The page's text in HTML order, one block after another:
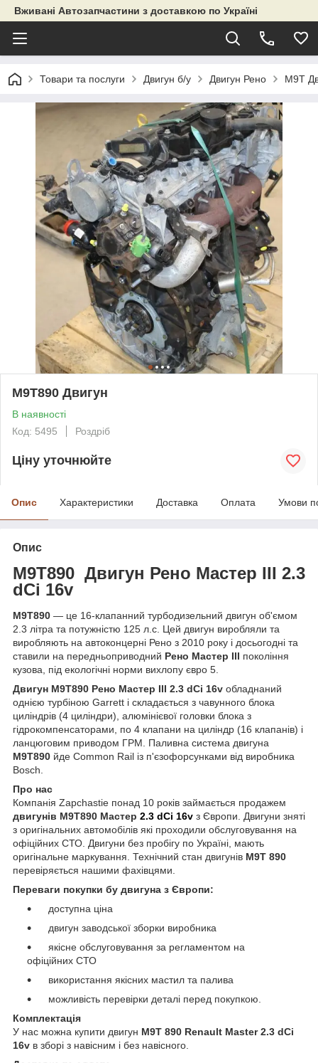
Вживані Автозапчастини з доставкою по Україні
Товари та послуги Двигун б/у Двигун Рено M9T
M9T890 Двигун
В наявності
Код: 5495
Роздріб
Ціну уточнюйте
Опис Характеристики Доставка Оплата Умови
Опис
M9T890 Двигун Рено Мастер III 2.3
dCi 16v
M9T890 — це 16-клапанний турбодизельний двигун об'ємом
2.3 літра та потужністю 125 л.с. Цей двигун виробляли та
виробляють на автоконцерні Рено з 2010 року і досьогодні та
ставили на передньоприводний Рено Мастер III покоління
кузова, під екологічні норми вихлопу євро 5.
Двигун M9T890 Рено Мастер III 2.3 dCi 16v обладнаний
однією турбіною Garrett і складається з чавунного блока
циліндрів (4 циліндри), алюмінієвої головки блока з
гідрокомпенсаторами, по 4 клапани на циліндр (16 клапанів) і
ланцюговим приводом ГРМ. Паливна система двигуна
M9T890 йде Common Rail із п'єзофорсунками від виробника
Bosch.
Про нас
Компанія Zapchastie понад 10 років займається продажем
двигунів M9T890 Мастер 2.3 dCi 16v з Європи. Двигуни зняті
з оригінальних автомобілів які проходили обслуговування на
офіційних СТО. Двигуни без пробігу по Україні, мають
оригінальне маркування. Технічний стан двигунів M9T 890
перевіряється нашими фахівцями.
Переваги покупки бу двигуна з Європи:
доступна ціна
двигун заводської зборки виробника
якісне обслуговування за регламентом на
офіційних СТО
використання якісних мастил та палива
можливість перевірки деталі перед покупкою.
Комплектація
У нас можна купити двигун M9T 890 Renault Master 2.3 dCi
16v в зборі з навісним і без навісного.